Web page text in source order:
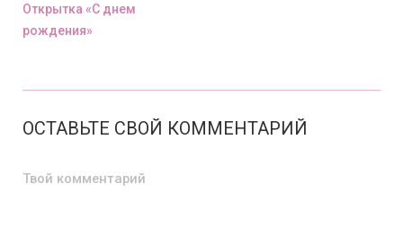
Открытка «С днем
рождения»
ОСТАВЬТЕ СВОЙ КОММЕНТАРИЙ